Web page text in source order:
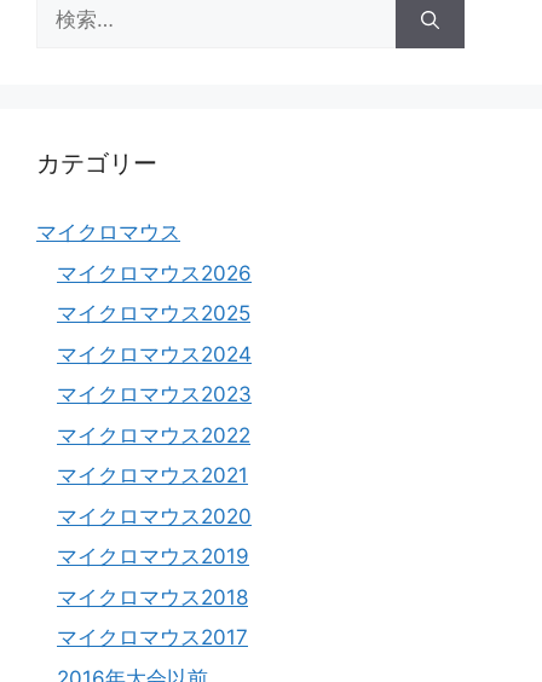
索:
カテゴリー
マイクロマウス
マイクロマウス2026
マイクロマウス2025
マイクロマウス2024
マイクロマウス2023
マイクロマウス2022
マイクロマウス2021
マイクロマウス2020
マイクロマウス2019
マイクロマウス2018
マイクロマウス2017